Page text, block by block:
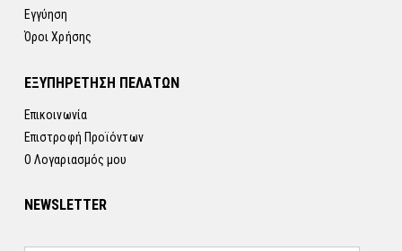
Εγγύηση
Όροι Χρήσης
ΕΞΥΠΗΡΕΤΗΣΗ ΠΕΛΑΤΩΝ
Επικοινωνία
Επιστροφή Προϊόντων
Ο Λογαριασμός μου
NEWSLETTER